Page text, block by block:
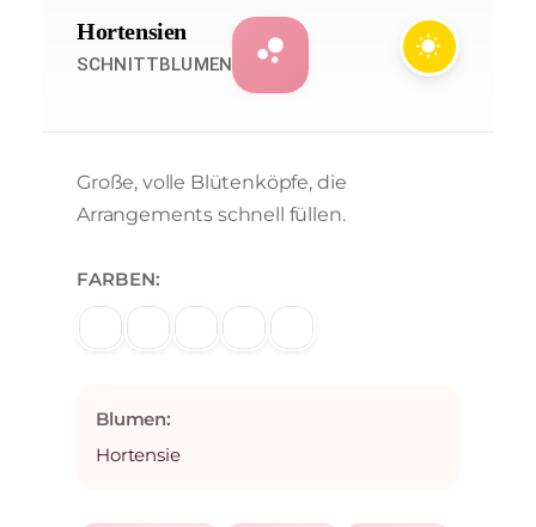
Hortensien
SCHNITTBLUMEN bubble_chart wb_sunny
Große, volle Blütenköpfe, die
Arrangements schnell füllen.
FARBEN:
Blumen:
Hortensie